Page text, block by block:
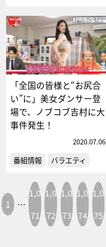
「全国の皆様と“お尻合
い”に」美女ダンサー登
場で、ノブコブ吉村に大
事件発生！
2020.07.06
番組情報 バラエティ
1 …
1,0
71
1,0
72
1,0
73
1,0
74
1,0
75